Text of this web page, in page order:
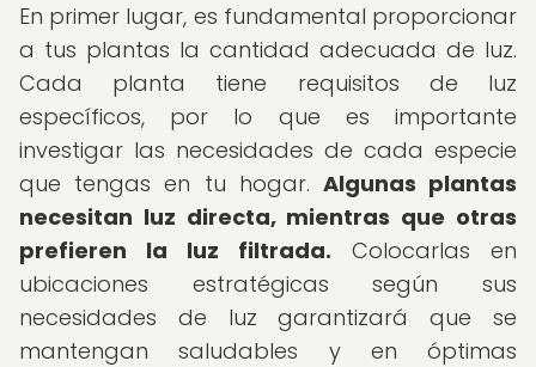
En primer lugar, es fundamental proporcionar
a tus plantas la cantidad adecuada de luz.
Cada planta tiene requisitos de luz
específicos, por lo que es importante
investigar las necesidades de cada especie
que tengas en tu hogar. Algunas plantas
necesitan luz directa, mientras que otras
prefieren la luz filtrada. Colocarlas en
ubicaciones estratégicas según sus
necesidades de luz garantizará que se
mantengan saludables y en óptimas